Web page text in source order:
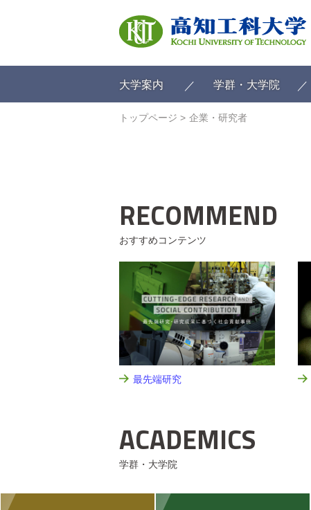
で
大学案内 学群・大学院
トップページ 企業・研究者
RECOMMEND
おすすめコンテンツ
最先端研究
ACADEMICS
学群・大学院